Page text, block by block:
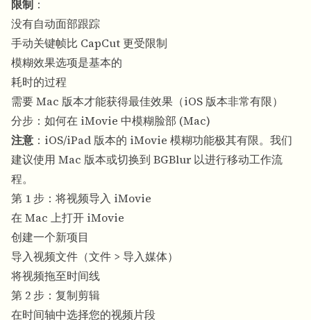
限制 ：
没有自动面部跟踪
手动关键帧比 CapCut 更受限制
模糊效果选项是基本的
耗时的过程
需要 Mac 版本才能获得最佳效果（iOS 版本非常有限）
分步：如何在 iMovie 中模糊脸部 (Mac)
注意 ：iOS/iPad 版本的 iMovie 模糊功能极其有限。我们
建议使用 Mac 版本或切换到 BGBlur 以进行移动工作流
程。
第 1 步：将视频导入 iMovie
在 Mac 上打开 iMovie
创建一个新项目
导入视频文件（文件 > 导入媒体）
将视频拖至时间线
第 2 步：复制剪辑
在时间轴中选择您的视频片段